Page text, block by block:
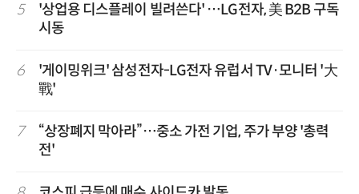
5
'상업용 디스플레이 빌려쓴다' …LG전자, 美 B2B 구독
시동
6
'게이밍위크' 삼성전자-LG전자 유럽서 TV·모니터 '大
戰'
7
“상장폐지 막아라”…중소 가전 기업, 주가 부양 '총력
전'